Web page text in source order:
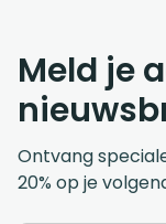
Meld je
Ontvang
20% op je